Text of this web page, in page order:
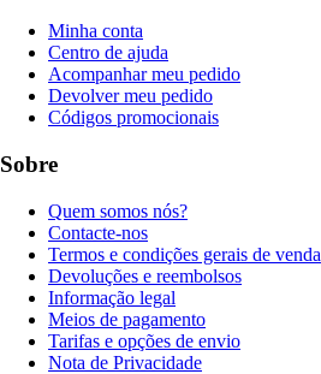
Minha conta
Centro de ajuda
Acompanhar meu pedido
Devolver meu pedido
Códigos promocionais
Sobre
Quem somos nós?
Contacte-nos
Termos e condições gerais de venda
Devoluções e reembolsos
Informação legal
Meios de pagamento
Tarifas e opções de envio
Nota de Privacidade